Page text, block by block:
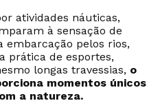
atividades náuticas,
à sensação de
pelos rios,
prática de esportes,
longas travessias, o
momentos únicos
a natureza.